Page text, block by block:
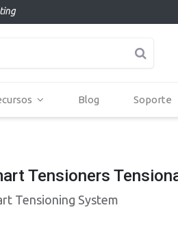
Blog Soporte
Tensioners
Tensioning System